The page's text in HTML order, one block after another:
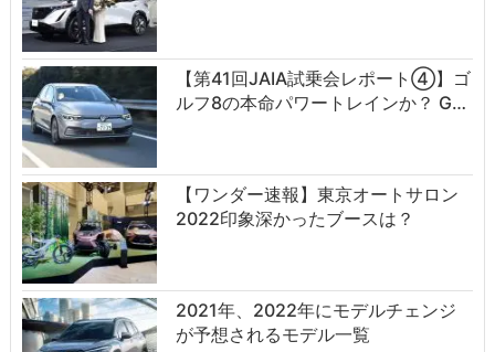
【第41回JAIA試乗会レポート④】ゴ
ルフ8の本命パワートレインか？ G…
【ワンダー速報】東京オートサロン
2022印象深かったブースは？
2021年、2022年にモデルチェンジ
が予想されるモデル一覧